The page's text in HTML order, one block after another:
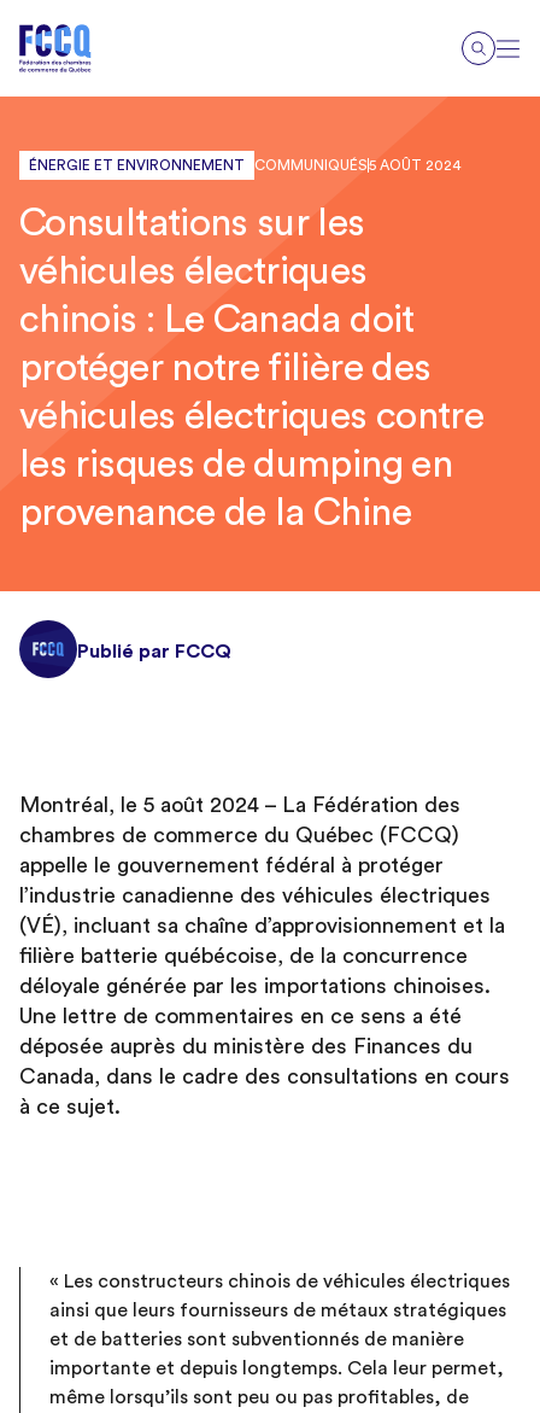
ÉNERGIE ET ENVIRONNEMENT COMMUNIQUÉS5 AOÛT 2024
Consultations sur les
véhicules électriques
chinois : Le Canada doit
protéger notre filière des
véhicules électriques contre
les risques de dumping en
provenance de la Chine
Publié par FCCQ
Montréal, le 5 août 2024 – La Fédération des
chambres de commerce du Québec (FCCQ)
appelle le gouvernement fédéral à protéger
l’industrie canadienne des véhicules électriques
(VÉ), incluant sa chaîne d’approvisionnement et la
filière batterie québécoise, de la concurrence
déloyale générée par les importations chinoises.
Une lettre de commentaires en ce sens a été
déposée auprès du ministère des Finances du
Canada, dans le cadre des consultations en cours
à ce sujet.
« Les constructeurs chinois de véhicules électriques
ainsi que leurs fournisseurs de métaux stratégiques
et de batteries sont subventionnés de manière
importante et depuis longtemps. Cela leur permet,
même lorsqu’ils sont peu ou pas profitables, de